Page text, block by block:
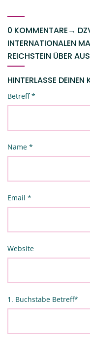
0 KOMMENTARE→
INTERNATIONALEN
REICHSTEIN ÜBER
HINTERLASSE DEINEN
Betreff*
Name *
Email *
Website
1. Buchstabe Betreff*